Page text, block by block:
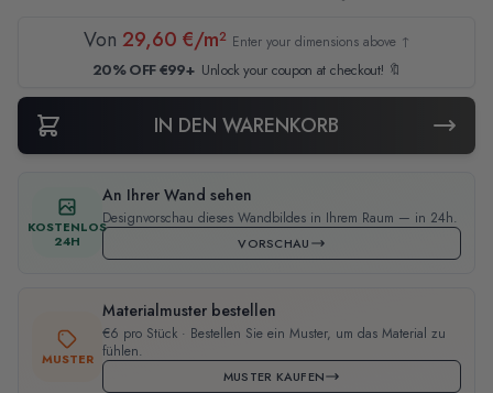
Von 29,60 €/m² Enter your dimensions above ↑
20% OFF €99+ Unlock your coupon at checkout! 🔖
IN DEN WARENKORB
KOSTENLOS
24H
An Ihrer Wand sehen
Designvorschau dieses Wandbildes in Ihrem Raum — in 24h.
VORSCHAU
MUSTER
Materialmuster bestellen
€6 pro Stück · Bestellen Sie ein Muster, um das Material zu
fühlen.
MUSTER KAUFEN